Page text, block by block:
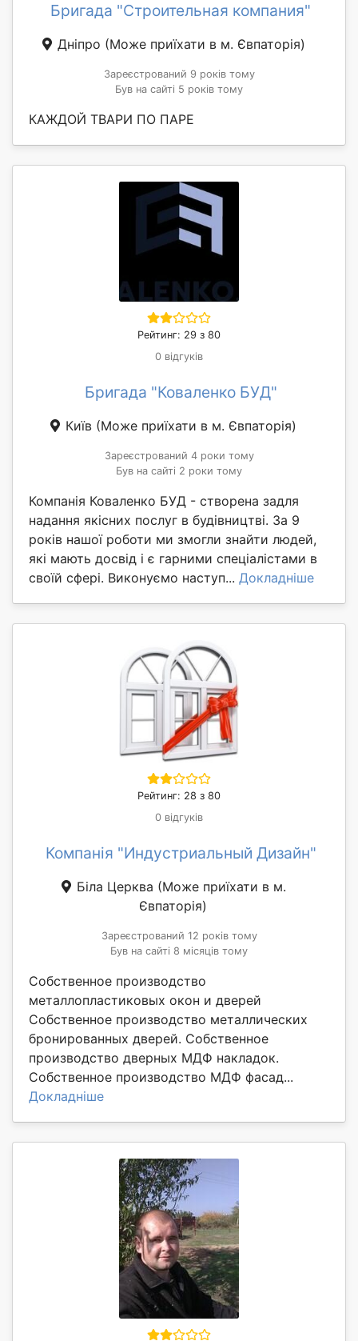
Бригада "Строительная компания"
Дніпро (Може приїхати в м. Євпаторія)
Зареєстрований 9 років тому
Був на сайті 5 років тому
КАЖДОЙ ТВАРИ ПО ПАРЕ
Рейтинг: 29 з 80
0 відгуків
Бригада "Коваленко БУД"
Київ (Може приїхати в м. Євпаторія)
Зареєстрований 4 роки тому
Був на сайті 2 роки тому
Компанія Коваленко БУД - створена задля
надання якісних послуг в будівництві. За 9
років нашої роботи ми змогли знайти людей,
які мають досвід і є гарними спеціалістами в
своїй сфері. Виконуємо наступ... Докладніше
Рейтинг: 28 з 80
0 відгуків
Компанія "Индустриальный Дизайн"
Біла Церква (Може приїхати в м.
Євпаторія)
Зареєстрований 12 років тому
Був на сайті 8 місяців тому
Собственное производство
металлопластиковых окон и дверей
Собственное производство металлических
бронированных дверей. Собственное
производство дверных МДФ накладок.
Собственное производство МДФ фасад...
Докладніше